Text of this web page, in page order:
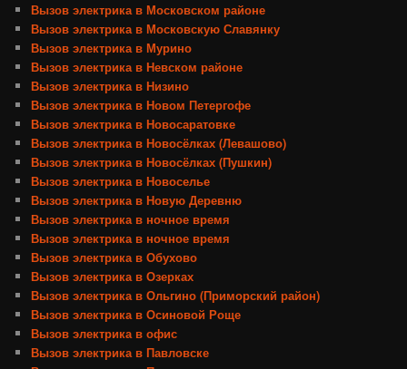
Вызов электрика в Московском районе
Вызов электрика в Московскую Славянку
Вызов электрика в Мурино
Вызов электрика в Невском районе
Вызов электрика в Низино
Вызов электрика в Новом Петергофе
Вызов электрика в Новосаратовке
Вызов электрика в Новосёлках (Левашово)
Вызов электрика в Новосёлках (Пушкин)
Вызов электрика в Новоселье
Вызов электрика в Новую Деревню
Вызов электрика в ночное время
Вызов электрика в ночное время
Вызов электрика в Обухово
Вызов электрика в Озерках
Вызов электрика в Ольгино (Приморский район)
Вызов электрика в Осиновой Роще
Вызов электрика в офис
Вызов электрика в Павловске